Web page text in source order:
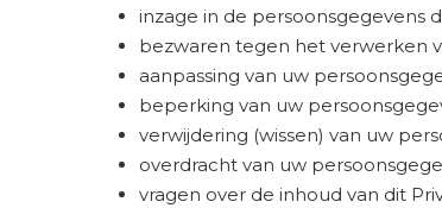
inzage in de persoonsgegevens
bezwaren tegen het verwerken
aanpassing van uw
beperking van uw
verwijdering (wissen) van uw
overdracht van uw
vragen over de inhoud van dit